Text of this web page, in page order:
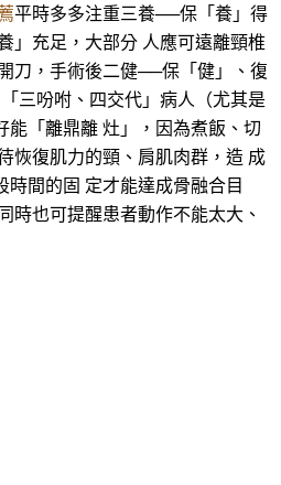
平時多多注重三養──保「養」得
」充足，大部分 人應可遠離頸椎
刀，手術後二健──保「健」、復
三吩咐、四交代」病人（尤其是
能「離鼎離 灶」，因為煮飯、切
恢復肌力的頸、肩肌肉群，造 成
間的固 定才能達成骨融合目
時也可提醒患者動作不能太大、